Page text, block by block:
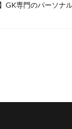
GK専門のパーソナ